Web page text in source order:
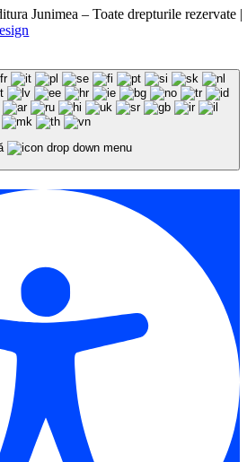
Junimea – Toate drepturile rezervate |